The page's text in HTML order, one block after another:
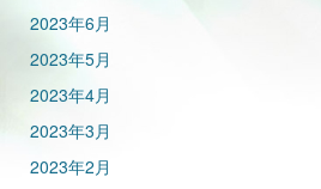
2023年6月
2023年5月
2023年4月
2023年3月
2023年2月